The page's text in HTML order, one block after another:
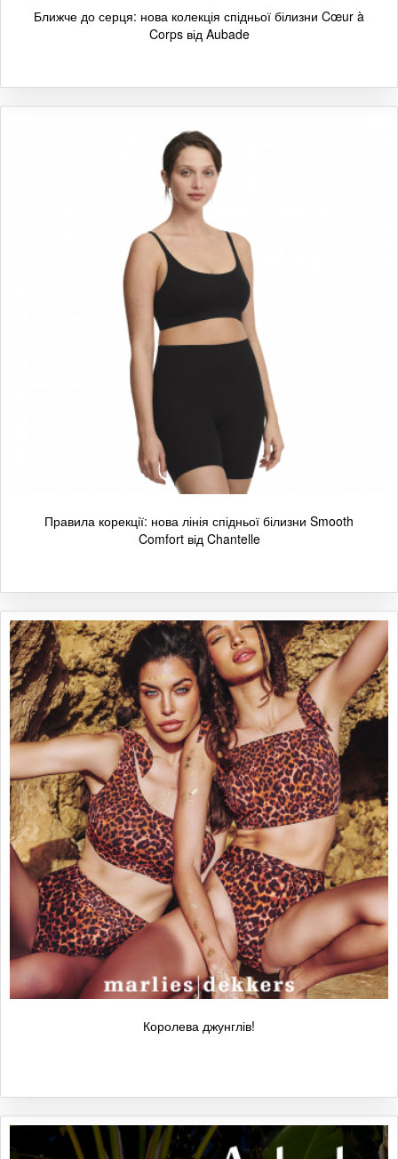
Ближче до серця: нова колекція спідньої білизни Cœur à
Corps від Aubade
Правила корекції: нова лінія спідньої білизни Smooth
Comfort від Chantelle
Королева джунглів!